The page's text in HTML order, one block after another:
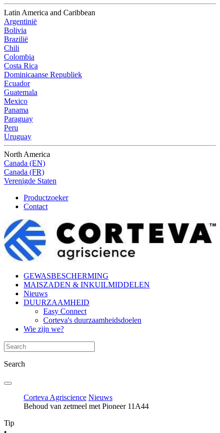
Latin America and Caribbean
Argentinië
Bolivia
Brazilië
Chili
Colombia
Costa Rica
Dominicaanse Republiek
Ecuador
Guatemala
Mexico
Panama
Paraguay
Peru
Uruguay
North America
Canada (EN)
Canada (FR)
Verenigde Staten
Productzoeker
Contact
GEWASBESCHERMING
MAISZADEN & INKUILMIDDELEN
Nieuws
DUURZAAMHEID
Easy Connect
Corteva's duurzaamheidsdoelen
Wie zijn we?
Search
Corteva Agriscience Nieuws
Behoud van zetmeel met Pioneer 11A44
Tip